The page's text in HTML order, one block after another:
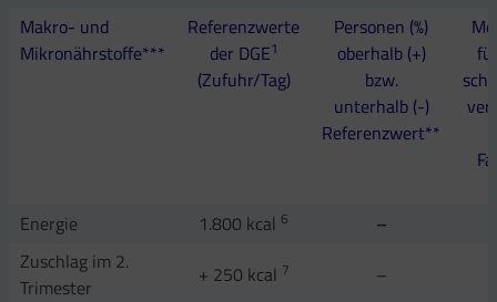
Makro- und
Mikronährstoffe***
Referenzwerte
der DGE1
(Zufuhr/Tag)
Personen (%)
oberhalb (+)
bzw.
unterhalb (-)
Referenzwert**
Energie 1.800 kcal 6
–
Zuschlag im 2.
Trimester
+ 250 kcal 7
–